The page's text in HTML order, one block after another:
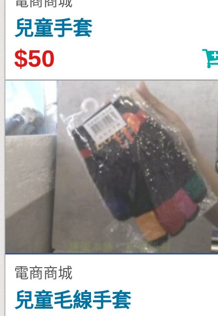
兒童手套
$50
電商商城
兒童毛線手套